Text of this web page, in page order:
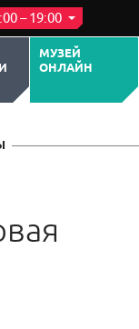
– 19:00
МУЗЕЙ
ОНЛАЙН